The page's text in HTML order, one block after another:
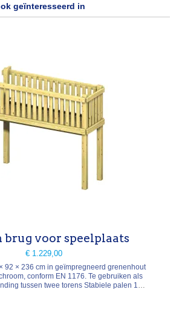
geïnteresseerd in
brug voor speelplaats
€ 1.229,00
92 × 236 cm in geïmpregneerd grenenhout
conform EN 1176. Te gebruiken als
tussen twee torens Stabiele palen 11 ×